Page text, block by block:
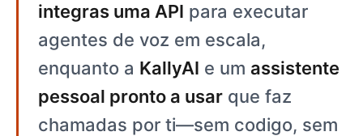
integras uma API para executar
agentes de voz em escala,
enquanto a KallyAI e um assistente
pessoal pronto a usar que faz
chamadas por ti—sem codigo, sem